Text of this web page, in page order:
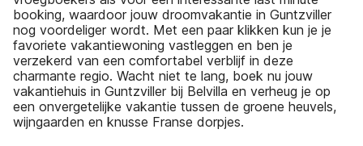
booking, waardoor jouw droomvakantie in Guntzviller
nog voordeliger wordt. Met een paar klikken kun je je
favoriete vakantiewoning vastleggen en ben je
verzekerd van een comfortabel verblijf in deze
charmante regio. Wacht niet te lang, boek nu jouw
vakantiehuis in Guntzviller bij Belvilla en verheug je op
een onvergetelijke vakantie tussen de groene heuvels,
wijngaarden en knusse Franse dorpjes.